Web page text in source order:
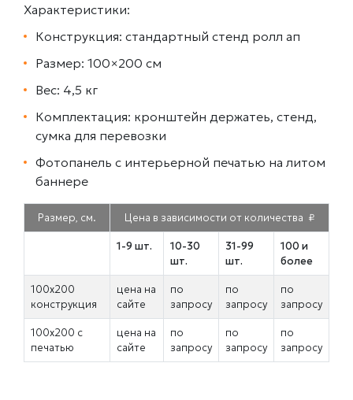
Характеристики:
Конструкция: стандартный стенд ролл ап
Размер: 100×200 см
Вес: 4,5 кг
Комплектация: кронштейн держатеь, стенд,
сумка для перевозки
Фотопанель с интерьерной печатью на литом
баннере
Размер, см. Цена в зависимости от количества ₽
1-9 шт.
10-30
шт.
31-99
шт.
100 и
более
100х200
конструкция
цена на
сайте
по
запросу
по
запросу
по
запросу
100х200 с
печатью
цена на
сайте
по
запросу
по
запросу
по
запросу